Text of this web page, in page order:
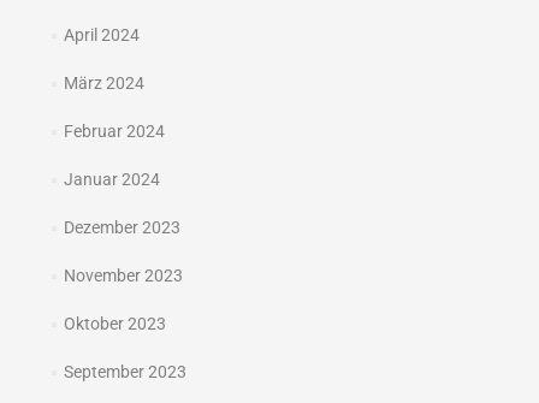
April 2024
März 2024
Februar 2024
Januar 2024
Dezember 2023
November 2023
Oktober 2023
September 2023